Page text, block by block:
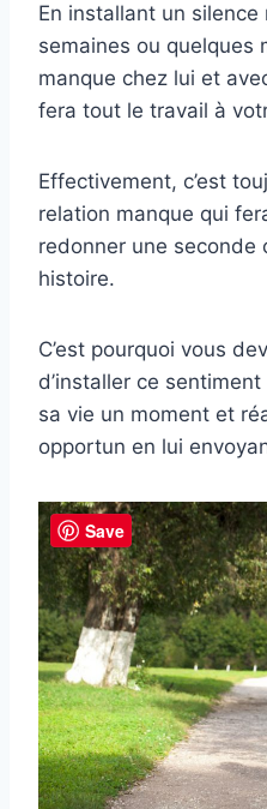
En installant un
semaines ou quelques
manque chez lui et
fera tout le travail à
Effectivement, c’est
relation manque qui
redonner une seconde
histoire.
C’est pourquoi vous
d’installer ce
sa vie un moment et
opportun en lui
Save